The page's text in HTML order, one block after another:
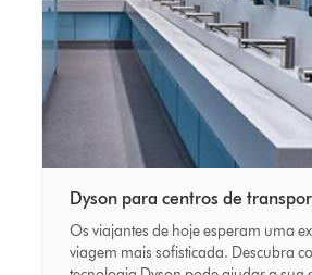
Dyson para centros de
Os viajantes de hoje esperam uma
viagem mais sofisticada. Descubra